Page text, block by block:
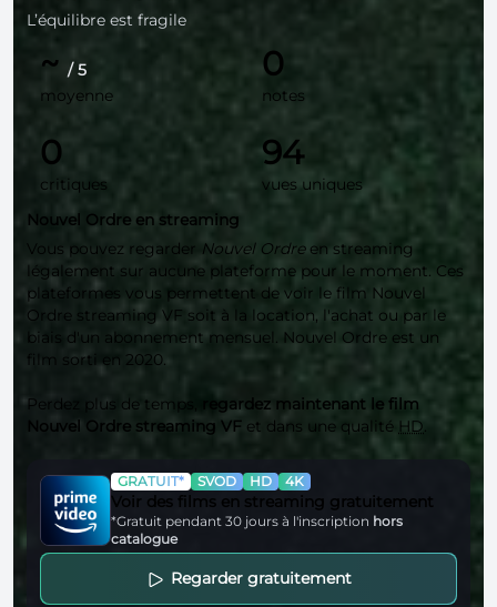
L’équilibre est fragile
~ / 5
moyenne
0
notes
0
critiques
94
vues uniques
Nouvel Ordre en streaming
Vous pouvez regarder Nouvel Ordreen streaming
légalement sur aucune plateforme pour le moment. Ces
plateformes vous permettent de voir le film Nouvel
Ordre streaming VF soit à la location, l'achat ou par le
biais d'un abonnement mensuel. Nouvel Ordre est un
film sorti en 2020.
Perdez plus de temps,
regardez maintenant le film
Nouvel Ordre streaming VF et dans une qualité HD.
GRATUIT* SVOD HD 4K
Voir des films en streaming gratuitement
*Gratuit pendant 30 jours à l'inscription hors
catalogue
Regarder gratuitement